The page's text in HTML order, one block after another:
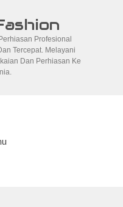
Profesional
Tercepat. Melayani
Dan Perhiasan Ke